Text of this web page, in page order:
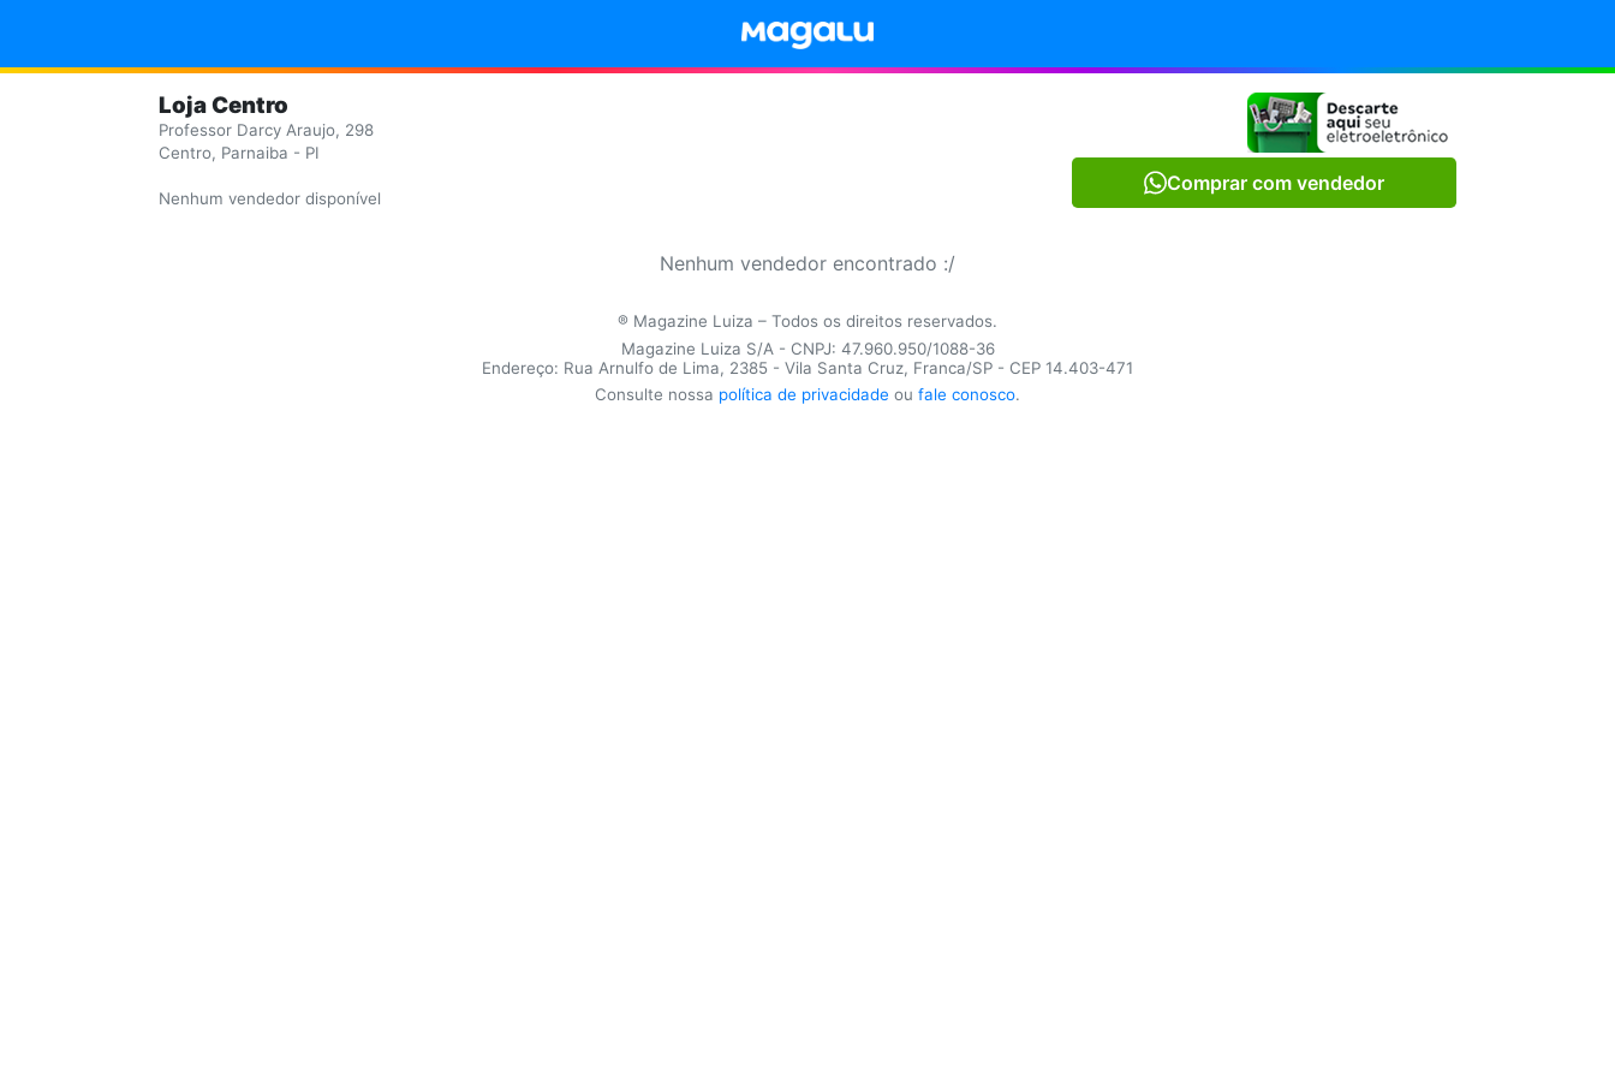
Loja Centro
Professor Darcy Araujo, 298
Centro, Parnaiba - PI
Nenhum vendedor disponível
Comprar com vendedor
Nenhum vendedor encontrado :/
® Magazine Luiza – Todos os direitos reservados.
Magazine Luiza S/A - CNPJ: 47.960.950/1088-36
Endereço: Rua Arnulfo de Lima, 2385 - Vila Santa Cruz, Franca/SP - CEP 14.403-471
Consulte nossa política de privacidade ou fale conosco.